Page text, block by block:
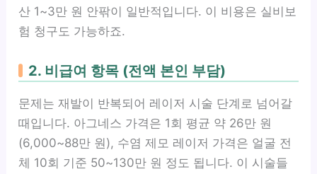
산 1~3만 원 안팎이 일반적입니다. 이 비용은 실비보
험 청구도 가능하죠.
2. 비급여 항목 (전액 본인 부담)
문제는 재발이 반복되어 레이저 시술 단계로 넘어갈
때입니다. 아그네스 가격은 1회 평균 약 26만 원
(6,000~88만 원), 수염 제모 레이저 가격은 얼굴 전
체 10회 기준 50~130만 원 정도 됩니다. 이 시술들